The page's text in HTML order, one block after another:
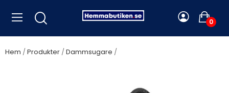
0
Hem Produkter Dammsugare